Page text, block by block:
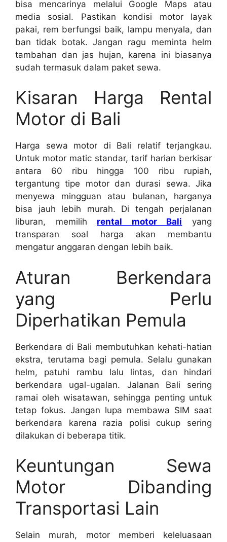
bisa mencarinya melalui Google Maps atau
media sosial. Pastikan kondisi motor layak
pakai, rem berfungsi baik, lampu menyala, dan
ban tidak botak. Jangan ragu meminta helm
tambahan dan jas hujan, karena ini biasanya
sudah termasuk dalam paket sewa.
Kisaran Harga Rental
Motor di Bali
Harga sewa motor di Bali relatif terjangkau.
Untuk motor matic standar, tarif harian berkisar
antara 60 ribu hingga 100 ribu rupiah,
tergantung tipe motor dan durasi sewa. Jika
menyewa mingguan atau bulanan, harganya
bisa jauh lebih murah. Di tengah perjalanan
liburan, memilih rental motor Bali yang
transparan soal harga akan membantu
mengatur anggaran dengan lebih baik.
Aturan Berkendara
yang Perlu
Diperhatikan Pemula
Berkendara di Bali membutuhkan kehati-hatian
ekstra, terutama bagi pemula. Selalu gunakan
helm, patuhi rambu lalu lintas, dan hindari
berkendara ugal-ugalan. Jalanan Bali sering
ramai oleh wisatawan, sehingga penting untuk
tetap fokus. Jangan lupa membawa SIM saat
berkendara karena razia polisi cukup sering
dilakukan di beberapa titik.
Keuntungan Sewa
Motor Dibanding
Transportasi Lain
Selain murah, motor memberi keleluasaan